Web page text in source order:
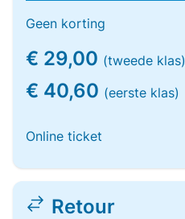
Geen korting
€ 29,00 (tweede klas)
€ 40,60 (eerste klas)
Online ticket
Retour